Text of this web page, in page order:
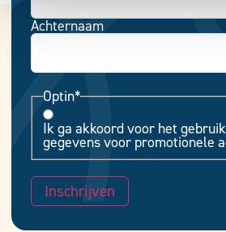
Achternaam
Optin*
Ik ga akkoord voor het
gegevens voor promotionele
Inschrijven